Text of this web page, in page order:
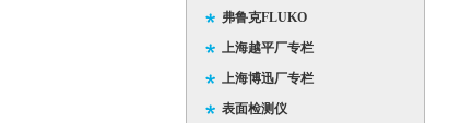
弗鲁克FLUKO
上海越平厂专栏
上海博迅厂专栏
表面检测仪